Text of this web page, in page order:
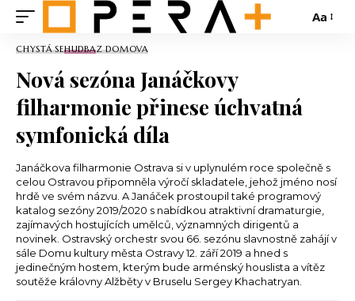
Aa
CHYSTÁ SEHUDBAZ DOMOVA
Nová sezóna Janáčkovy
filharmonie přinese úchvatná
symfonická díla
Janáčkova filharmonie Ostrava si v uplynulém roce společně s
celou Ostravou připomněla výročí skladatele, jehož jméno nosí
hrdě ve svém názvu. A Janáček prostoupil také programový
katalog sezóny 2019/2020 s nabídkou atraktivní dramaturgie,
zajímavých hostujících umělců, významných dirigentů a
novinek. Ostravský orchestr svou 66. sezónu slavnostně zahájí v
sále Domu kultury města Ostravy 12. září 2019 a hned s
jedinečným hostem, kterým bude arménský houslista a vítěz
soutěže královny Alžběty v Bruselu Sergey Khachatryan.